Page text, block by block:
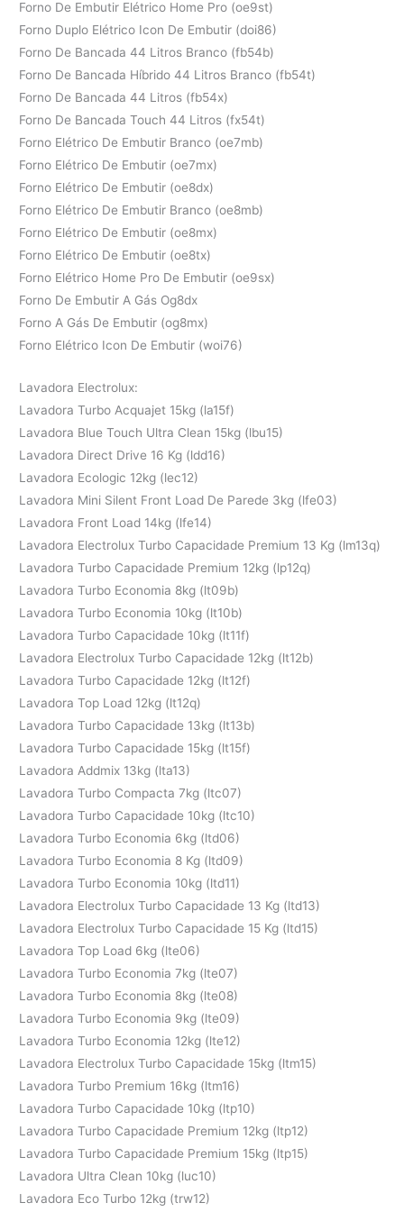
Forno De Embutir Elétrico Home Pro (oe9st)
Forno Duplo Elétrico Icon De Embutir (doi86)
Forno De Bancada 44 Litros Branco (fb54b)
Forno De Bancada Híbrido 44 Litros Branco (fb54t)
Forno De Bancada 44 Litros (fb54x)
Forno De Bancada Touch 44 Litros (fx54t)
Forno Elétrico De Embutir Branco (oe7mb)
Forno Elétrico De Embutir (oe7mx)
Forno Elétrico De Embutir (oe8dx)
Forno Elétrico De Embutir Branco (oe8mb)
Forno Elétrico De Embutir (oe8mx)
Forno Elétrico De Embutir (oe8tx)
Forno Elétrico Home Pro De Embutir (oe9sx)
Forno De Embutir A Gás Og8dx
Forno A Gás De Embutir (og8mx)
Forno Elétrico Icon De Embutir (woi76)
Lavadora Electrolux:
Lavadora Turbo Acquajet 15kg (la15f)
Lavadora Blue Touch Ultra Clean 15kg (lbu15)
Lavadora Direct Drive 16 Kg (ldd16)
Lavadora Ecologic 12kg (lec12)
Lavadora Mini Silent Front Load De Parede 3kg (lfe03)
Lavadora Front Load 14kg (lfe14)
Lavadora Electrolux Turbo Capacidade Premium 13 Kg (lm13q)
Lavadora Turbo Capacidade Premium 12kg (lp12q)
Lavadora Turbo Economia 8kg (lt09b)
Lavadora Turbo Economia 10kg (lt10b)
Lavadora Turbo Capacidade 10kg (lt11f)
Lavadora Electrolux Turbo Capacidade 12kg (lt12b)
Lavadora Turbo Capacidade 12kg (lt12f)
Lavadora Top Load 12kg (lt12q)
Lavadora Turbo Capacidade 13kg (lt13b)
Lavadora Turbo Capacidade 15kg (lt15f)
Lavadora Addmix 13kg (lta13)
Lavadora Turbo Compacta 7kg (ltc07)
Lavadora Turbo Capacidade 10kg (ltc10)
Lavadora Turbo Economia 6kg (ltd06)
Lavadora Turbo Economia 8 Kg (ltd09)
Lavadora Turbo Economia 10kg (ltd11)
Lavadora Electrolux Turbo Capacidade 13 Kg (ltd13)
Lavadora Electrolux Turbo Capacidade 15 Kg (ltd15)
Lavadora Top Load 6kg (lte06)
Lavadora Turbo Economia 7kg (lte07)
Lavadora Turbo Economia 8kg (lte08)
Lavadora Turbo Economia 9kg (lte09)
Lavadora Turbo Economia 12kg (lte12)
Lavadora Electrolux Turbo Capacidade 15kg (ltm15)
Lavadora Turbo Premium 16kg (ltm16)
Lavadora Turbo Capacidade 10kg (ltp10)
Lavadora Turbo Capacidade Premium 12kg (ltp12)
Lavadora Turbo Capacidade Premium 15kg (ltp15)
Lavadora Ultra Clean 10kg (luc10)
Lavadora Eco Turbo 12kg (trw12)